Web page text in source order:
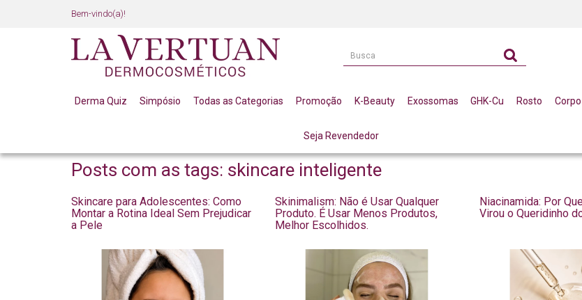
Bem-vindo(a)!
Derma Quiz Simpósio Todas as Categorias Promoção K-Beauty Exossomas GHK-Cu Rosto Corpo
Seja Revendedor
Posts com as tags: skincare inteligente
Skincare para Adolescentes: Como
Montar a Rotina Ideal Sem Prejudicar
a Pele
Skinimalism: Não é Usar Qualquer
Produto. É Usar Menos Produtos,
Melhor Escolhidos.
Niacinamida: Por
Virou o Queridinho